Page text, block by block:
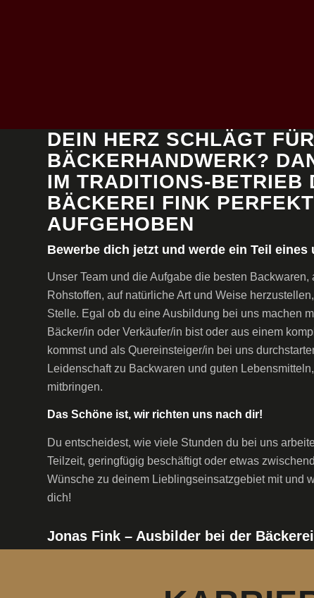
DEIN HERZ SCHLÄGT
BÄCKERHANDWERK?
IM TRADITIONS-BETRIEB
BÄCKEREI FINK PERFEKT
AUFGEHOBEN
Bewerbe dich jetzt und werde ein Teil eines
Unser Team und die Aufgabe die besten
Rohstoffen, auf natürliche Art und Weise
Stelle. Egal ob du eine Ausbildung bei uns machen
Bäcker/in oder Verkäufer/in bist oder aus einem
kommst und als Quereinsteiger/in bei uns
Leidenschaft zu Backwaren und guten
mitbringen.
Das Schöne ist, wir richten uns nach dir!
Du entscheidest, wie viele Stunden du bei uns
Teilzeit, geringfügig beschäftigt oder etwas
Wünsche zu deinem Lieblingseinsatzgebiet mit und
dich!
Jonas Fink – Ausbilder bei der